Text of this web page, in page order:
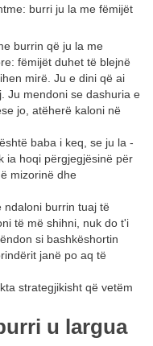
burri ju la me fëmijët
burrin që ju la me
fëmijët duhet të blejnë
mirë. Ju e dini që ai
Ju mendoni se dashuria e
jo, atëherë kaloni në
baba i keq, se ju la -
ia hoqi përgjegjësinë për
mizorinë dhe
ndaloni burrin tuaj të
të më shihni, nuk do t'i
si bashkëshortin
janë po aq të
strategjikisht që vetëm
u largua